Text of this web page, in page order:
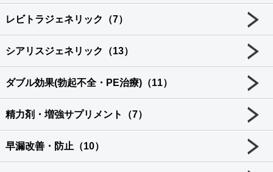
レビトラジェネリック（7）
シアリスジェネリック（13）
ダブル効果(勃起不全・PE治療)（11）
精力剤・増強サプリメント（7）
早漏改善・防止（10）